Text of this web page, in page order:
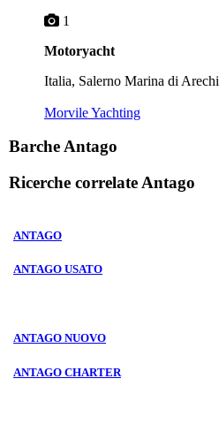
1
Motoryacht
Italia, Salerno Marina di Arechi
Morvile Yachting
Barche Antago
Ricerche correlate Antago
ANTAGO
ANTAGO USATO
ANTAGO NUOVO
ANTAGO CHARTER